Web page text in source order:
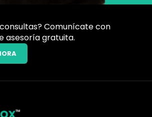
Comunícate con
asesoría gratuita.